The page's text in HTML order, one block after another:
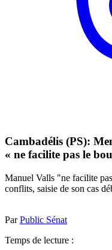
Cambadélis (PS):
« ne facilite pas le
Manuel Valls "ne facilite
conflits, saisie de son cas
ParPublic Sénat
Temps de lecture :